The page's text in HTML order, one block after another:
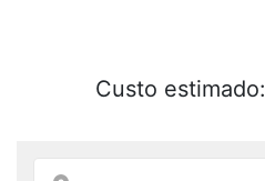
Custo estimado: